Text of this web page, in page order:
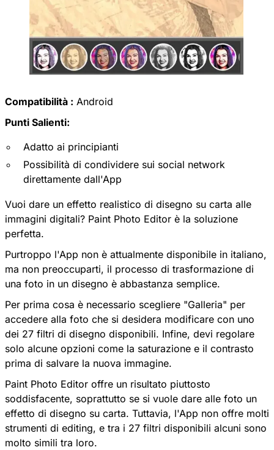
Compatibilità : Android
Punti Salienti:
Adatto ai principianti
Possibilità di condividere sui social network
direttamente dall'App
Vuoi dare un effetto realistico di disegno su carta alle
immagini digitali? Paint Photo Editor è la soluzione
perfetta.
Purtroppo l'App non è attualmente disponibile in italiano,
ma non preoccuparti, il processo di trasformazione di
una foto in un disegno è abbastanza semplice.
Per prima cosa è necessario scegliere "Galleria" per
accedere alla foto che si desidera modificare con uno
dei 27 filtri di disegno disponibili. Infine, devi regolare
solo alcune opzioni come la saturazione e il contrasto
prima di salvare la nuova immagine.
Paint Photo Editor offre un risultato piuttosto
soddisfacente, soprattutto se si vuole dare alle foto un
effetto di disegno su carta. Tuttavia, l'App non offre molti
strumenti di editing, e tra i 27 filtri disponibili alcuni sono
molto simili tra loro.